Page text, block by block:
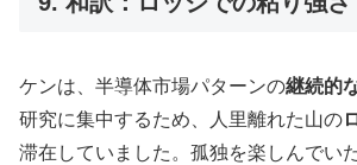
ケンは、半導体市場パターンの継続的
研究に集中するため、人里離れた山の
滞在していました。孤独を楽しんでい